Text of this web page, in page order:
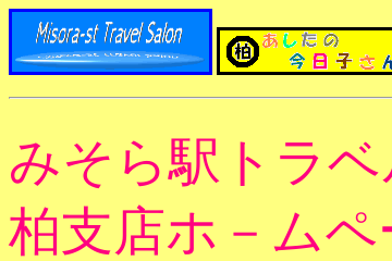
みそら駅トラ
柏支店ホ－ムペ